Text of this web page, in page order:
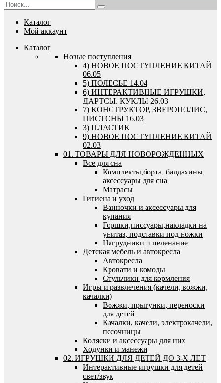
Каталог
Мой аккаунт
Каталог
Новые поступления
4) НОВОЕ ПОСТУПЛЕНИЕ КИТАЙ
06.05
5) ПОЛЕСЬЕ 14.04
6) ИНТЕРАКТИВНЫЕ ИГРУШКИ,
ДАРТСЫ, КУКЛЫ 26.03
7) КОНСТРУКТОР, ЗВЕРОПОЛИС,
ПИСТОНЫ 16.03
3) ПЛАСТИК
9) НОВОЕ ПОСТУПЛЕНИЕ КИТАЙ
02.03
01. ТОВАРЫ ДЛЯ НОВОРОЖДЕННЫХ
Все для сна
Комплекты,борта, балдахины,
аксессуары для сна
Матрасы
Гигиена и уход
Ванночки и аксессуары для
купания
Горшки,писсуары,накладки на
унитаз, подставки под ножки
Нагрудники и пеленание
Детская мебель и автокресла
Автокресла
Кровати и комоды
Стульчики для кормления
Игры и развлечения (качели, вожжи,
качалки)
Вожжи, прыгунки, переноски
для детей
Качалки, качели, электрокачели,
песочницы
Коляски и аксессуары для них
Ходунки и манежи
02. ИГРУШКИ ДЛЯ ДЕТЕЙ ДО 3-Х ЛЕТ
Интерактивные игрушки для детей
свет/звук